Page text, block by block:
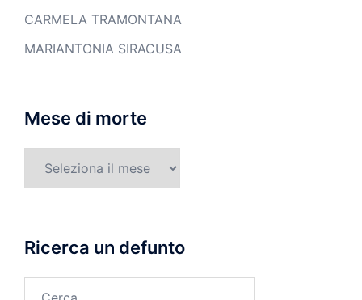
CARMELA TRAMONTANA
MARIANTONIA SIRACUSA
Mese di morte
Ricerca un defunto